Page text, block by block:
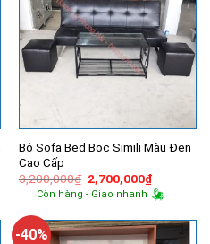
Bộ Sofa Bed Bọc Simili Màu Đen
Cao Cấp
3,200,000₫ Giá
gốc
là:
2,700,000₫Giá
hiện
tại
Còn hàng - Giao nhanh
-40%